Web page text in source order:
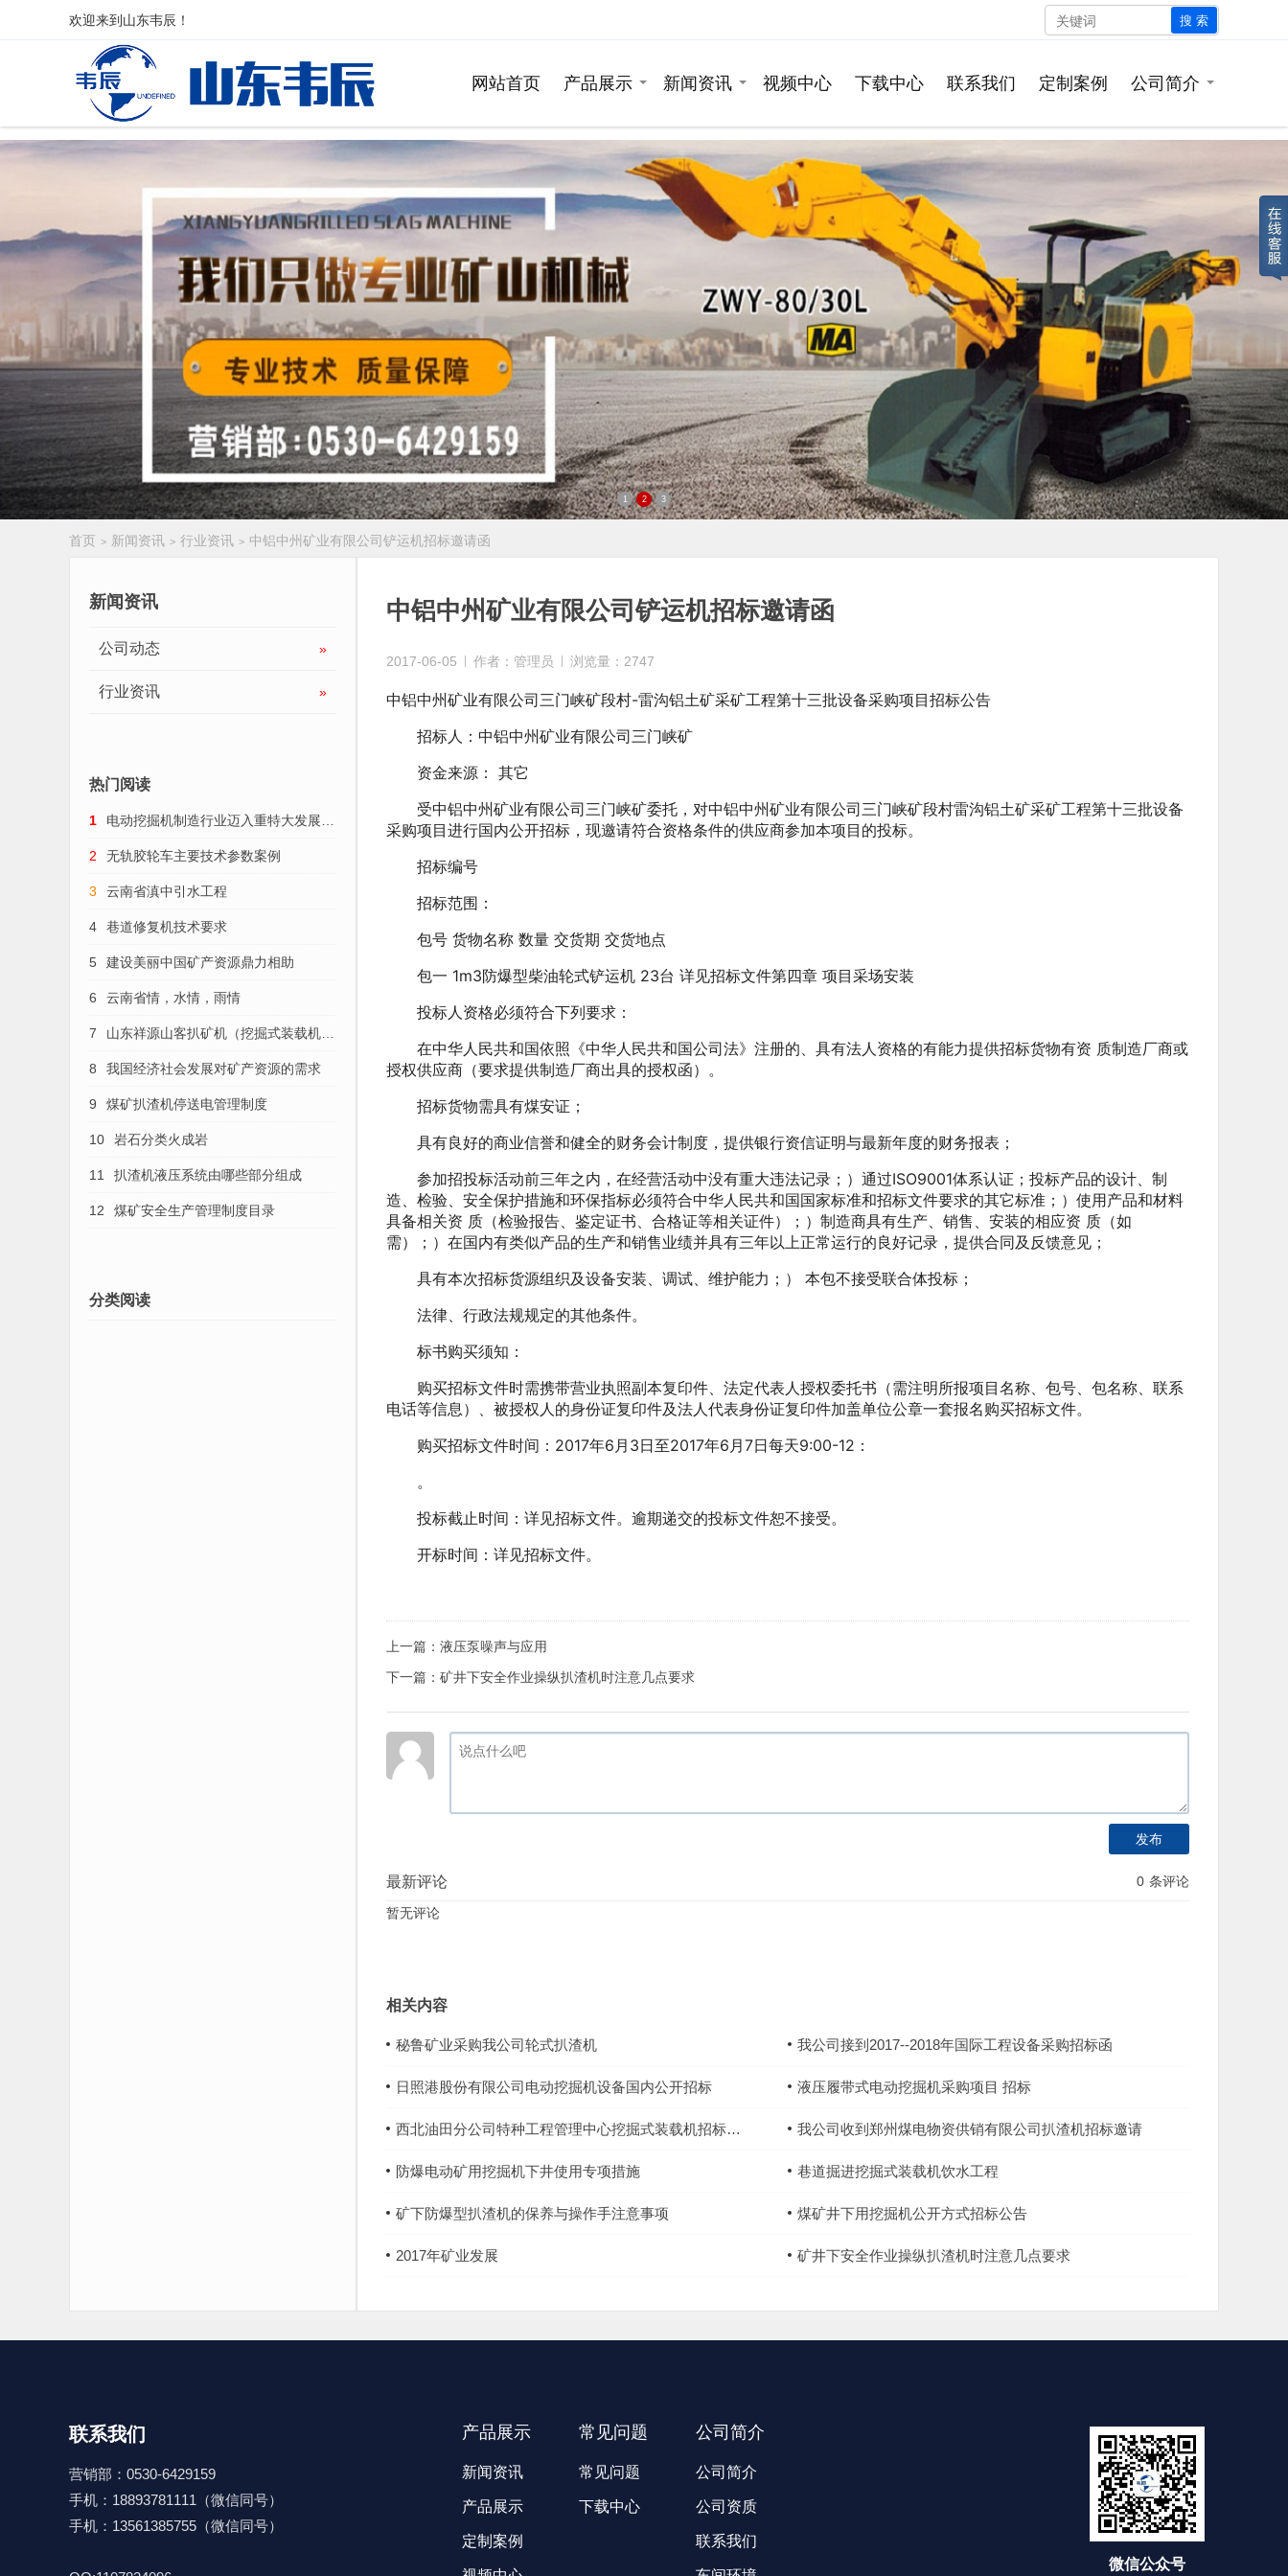
欢迎来到 山东韦辰 ！ 搜 索
网站首页 产品展示 新闻资讯 视频中心 下载中心 联系我们 定制案例 公司简介
1 2 3
首页 > 新闻资讯 > 行业资讯 > 中铝中州矿业有限公司铲运机招标邀请函
中铝中州矿业有限公司铲运机招标邀请函
2017-06-05 作者：管理员 浏览量：2747
中铝中州矿业有限公司三门峡矿段村-雷沟铝土矿采矿工程第十三批设备采购项目招标公告
招标人：中铝中州矿业有限公司三门峡矿
资金来源： 其它
受中铝中州矿业有限公司三门峡矿委托，对中铝中州矿业有限公司三门峡矿段村雷沟铝土矿采矿工程第十三批设备
采购项目进行国内公开招标，现邀请符合资格条件的供应商参加本项目的投标。
招标编号
招标范围：
包号 货物名称 数量 交货期 交货地点
包一 1m3防爆型柴油轮式铲运机 23台 详见招标文件第四章 项目采场安装
投标人资格必须符合下列要求：
在中华人民共和国依照《中华人民共和国公司法》注册的、具有法人资格的有能力提供招标货物有资 质制造厂商或
授权供应商（要求提供制造厂商出具的授权函）。
招标货物需具有煤安证；
具有良好的商业信誉和健全的财务会计制度，提供银行资信证明与最新年度的财务报表；
参加招投标活动前三年之内，在经营活动中没有重大违法记录；）通过ISO9001体系认证；投标产品的设计、制
造、检验、安全保护措施和环保指标必须符合中华人民共和国国家标准和招标文件要求的其它标准；）使用产品和材料
具备相关资 质（检验报告、鉴定证书、合格证等相关证件）；）制造商具有生产、销售、安装的相应资 质（如
需）；）在国内有类似产品的生产和销售业绩并具有三年以上正常运行的良好记录，提供合同及反馈意见；
具有本次招标货源组织及设备安装、调试、维护能力；） 本包不接受联合体投标；
法律、行政法规规定的其他条件。
标书购买须知：
购买招标文件时需携带营业执照副本复印件、法定代表人授权委托书（需注明所报项目名称、包号、包名称、联系
电话等信息）、被授权人的身份证复印件及法人代表身份证复印件加盖单位公章一套报名购买招标文件。
购买招标文件时间：2017年6月3日至2017年6月7日每天9:00-12：
。
投标截止时间：详见招标文件。逾期递交的投标文件恕不接受。
开标时间：详见招标文件。
上一篇： 液压泵噪声与应用
下一篇： 矿井下安全作业操纵扒渣机时注意几点要求
发布
0 条评论
最新评论
暂无评论
相关内容
秘鲁矿业采购我公司轮式扒渣机 我公司接到2017--2018年国际工程设备采购招标函
日照港股份有限公司电动挖掘机设备国内公开招标 液压履带式电动挖掘机采购项目 招标
西北油田分公司特种工程管理中心挖掘式装载机招标公告 我公司收到郑州煤电物资供销有限公司扒渣机招标邀请
防爆电动矿用挖掘机下井使用专项措施 巷道掘进挖掘式装载机饮水工程
矿下防爆型扒渣机的保养与操作手注意事项 煤矿井下用挖掘机公开方式招标公告
2017年矿业发展 矿井下安全作业操纵扒渣机时注意几点要求
新闻资讯
公司动态 »
行业资讯 »
热门阅读
1 电动挖掘机制造行业迈入重特大发展趋
势
2 无轨胶轮车主要技术参数案例
3 云南省滇中引水工程
4 巷道修复机技术要求
5 建设美丽中国矿产资源鼎力相助
6 云南省情，水情，雨情
7 山东祥源山客扒矿机（挖掘式装载机）
的维护保养
8 我国经济社会发展对矿产资源的需求
9 煤矿扒渣机停送电管理制度
10 岩石分类火成岩
11 扒渣机液压系统由哪些部分组成
12 煤矿安全生产管理制度目录
分类阅读
联系我们
营销部：0530-6429159
手机：18893781111（微信同号）
手机：13561385755（微信同号）
产品展示
新闻资讯
产品展示
定制案例
常见问题
常见问题
下载中心
公司简介
公司简介
公司资质
联系我们
微信公众号